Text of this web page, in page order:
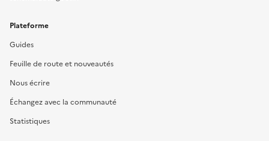
Plateforme
Guides
Feuille de route et nouveautés
Nous écrire
Échangez avec la communauté
Statistiques